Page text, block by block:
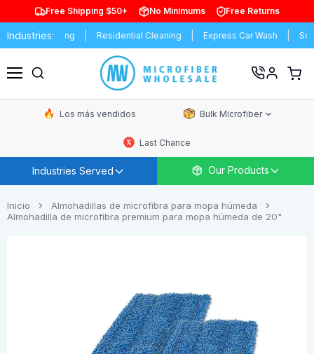
Free Shipping $50+ No Minimums Free Returns
Industries:
Cleaning Residential Cleaning Express Car Wash Schools
Ver
Los más vendidos Bulk Microfiber
Last Chance
Industries Served Our Products
Inicio
Almohadillas de microfibra para mopa húmeda
Almohadilla de microfibra premium para mopa húmeda de 20"